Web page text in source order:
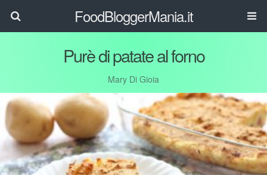
FoodBloggerMania.it
Purè di patate al forno
Mary Di Gioia